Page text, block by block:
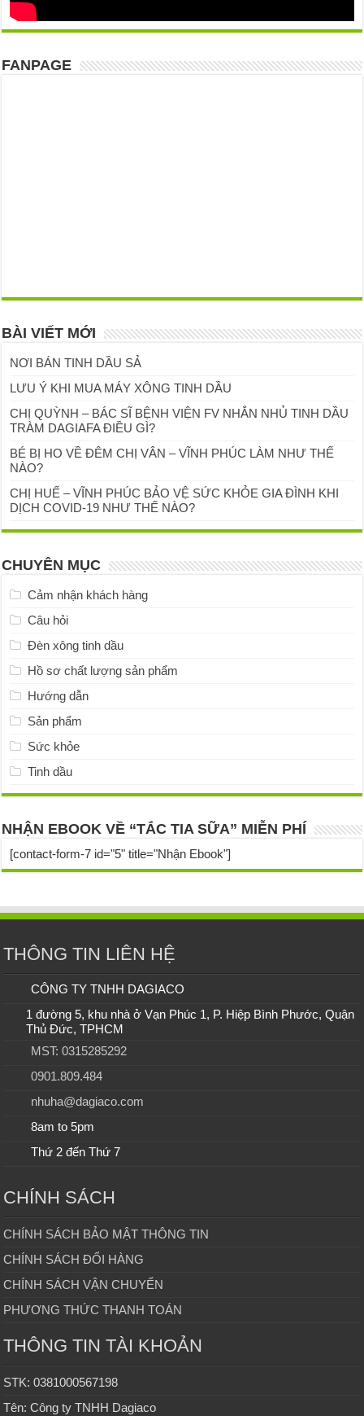
FANPAGE
BÀI VIẾT MỚI
NƠI BÁN TINH DẦU SẢ
LƯU Ý KHI MUA MÁY XÔNG TINH DẦU
CHỊ QUỲNH – BÁC SĨ BỆNH VIỆN FV NHẮN NHỦ TINH DẦU
TRÀM DAGIAFA ĐIỀU GÌ?
BÉ BỊ HO VỀ ĐÊM CHỊ VÂN – VĨNH PHÚC LÀM NHƯ THẾ
NÀO?
CHỊ HUẾ – VĨNH PHÚC BẢO VỆ SỨC KHỎE GIA ĐÌNH KHI
DỊCH COVID-19 NHƯ THẾ NÀO?
CHUYÊN MỤC
Cảm nhận khách hàng
Câu hỏi
Đèn xông tinh dầu
Hồ sơ chất lượng sản phẩm
Hướng dẫn
Sản phẩm
Sức khỏe
Tinh dầu
NHẬN EBOOK VỀ “TẮC TIA SỮA” MIỄN PHÍ
[contact-form-7 id="5" title="Nhận Ebook"]
THÔNG TIN LIÊN HỆ
CÔNG TY TNHH DAGIACO
1 đường 5, khu nhà ở Vạn Phúc 1, P. Hiệp Bình Phước, Quận
Thủ Đức, TPHCM
MST: 0315285292
0901.809.484
nhuha@dagiaco.com
8am to 5pm
Thứ 2 đến Thứ 7
CHÍNH SÁCH
CHÍNH SÁCH BẢO MẬT THÔNG TIN
CHÍNH SÁCH ĐỔI HÀNG
CHÍNH SÁCH VẬN CHUYỂN
PHƯƠNG THỨC THANH TOÁN
THÔNG TIN TÀI KHOẢN
STK: 0381000567198
Tên: Công ty TNHH Dagiaco